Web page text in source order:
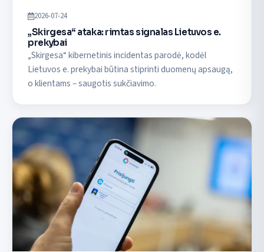
2026-07-24
„Skirgesa“ ataka: rimtas signalas Lietuvos e.
prekybai
„Skirgesa“ kibernetinis incidentas parodė, kodėl
Lietuvos e. prekybai būtina stiprinti duomenų apsaugą,
o klientams – saugotis sukčiavimo.